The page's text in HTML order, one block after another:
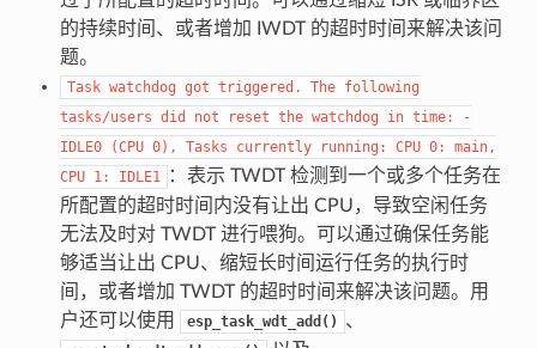
的持续时间、或者增加 IWDT 的超时时间来解决该问
题。
Task watchdog got triggered. The following
tasks/users did not reset the watchdog in time:
-
IDLE0
(CPU 0), Tasks currently running: CPU 0:
main,
CPU 1: IDLE1
：表示 TWDT 检测到一个或多个任务在
所配置的超时时间内没有让出 CPU，导致空闲任务
无法及时对 TWDT 进行喂狗。可以通过确保任务能
够适当让出 CPU、缩短长时间运行任务的执行时
间，或者增加 TWDT 的超时时间来解决该问题。用
户还可以使用
esp_task_wdt_add() 、